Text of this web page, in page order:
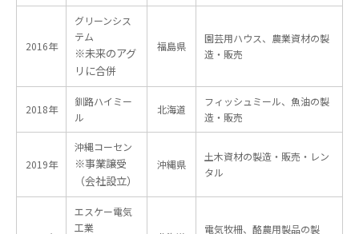
2016年
グリーンシス
テム
※未来のアグ
リに合併
福島県
園芸用ハウス、農業資材の製
造・販売
2018年
釧路ハイミー
ル
北海道
フィッシュミール、魚油の製
造・販売
2019年
沖縄コーセン
※事業譲受
（会社設立）
沖縄県
土木資材の製造・販売・レン
タル
エスケー電気
工業
電気牧柵、酪農用製品の製